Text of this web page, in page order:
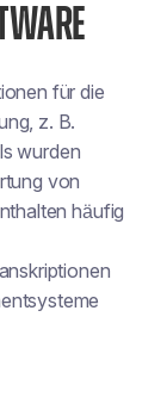
für die
z. B.
wurden
von
häufig